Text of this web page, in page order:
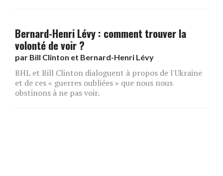
Bernard-Henri Lévy : comment trouver la
volonté de voir ?
par Bill Clinton et Bernard-Henri Lévy
BHL et Bill Clinton dialoguent à propos de l'Ukraine
et de ces « guerres oubliées » que nous nous
obstinons à ne pas voir.